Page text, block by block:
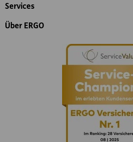
Services
Über ERGO